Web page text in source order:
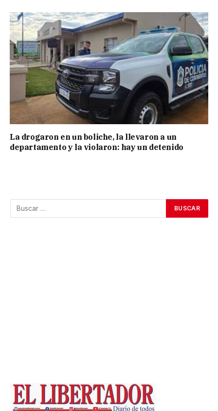
La drogaron en un boliche, la llevaron a un
departamento y la violaron: hay un detenido